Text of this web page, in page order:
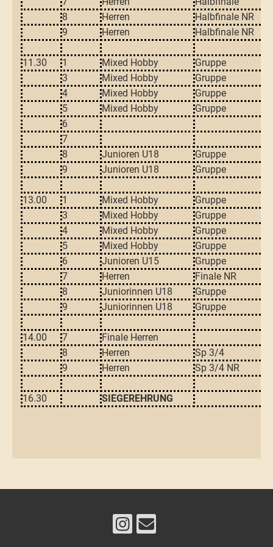
8
Herren
Halbfinale NR
9
Herren Halbfinale NR
11.30 1 Mixed Hobby
Gruppe
3
Mixed Hobby
Gruppe
4
Mixed Hobby
Gruppe
5
Mixed Hobby
Gruppe
6
7
8
Junioren U18 Gruppe
9
Junioren U18 Gruppe
13.00 1 Mixed Hobby
Gruppe
3
Mixed Hobby
Gruppe
4
Mixed Hobby
Gruppe
5
Mixed Hobby
Gruppe
6
Junioren U15 Gruppe
7
Herren
Finale NR
8
Juniorinnen U18 Gruppe
9
Juniorinnen U18 Gruppe
14.00 7
Finale Herren
8
Herren
Sp 3/4
9
Herren Sp 3/4 NR
16.30 SIEGEREHRUNG